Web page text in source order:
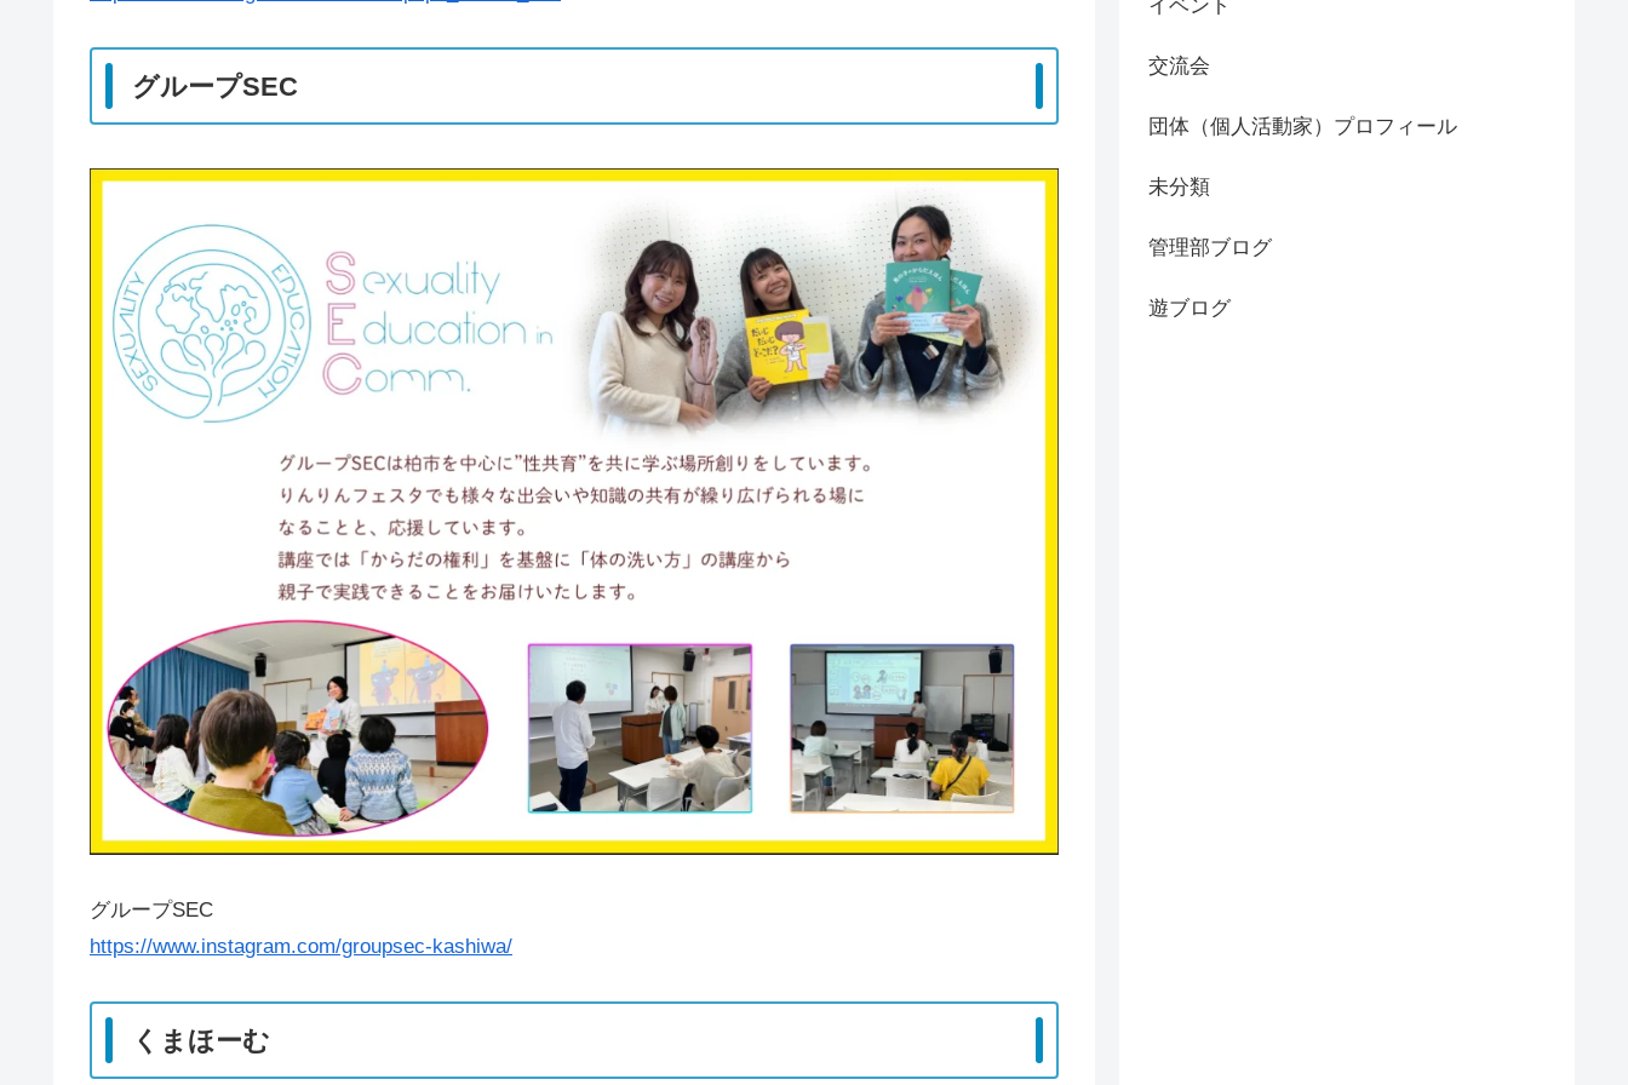
グループSEC
グループSEC
https://www.instagram.com/groupsec-kashiwa/
くまほーむ
イベント
交流会
団体（個人活動家）プロフィール
未分類
管理部ブログ
遊ブログ